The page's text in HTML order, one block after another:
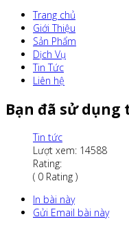
Trang chủ
Giới Thiệu
Sản Phẩm
Dịch Vụ
Tin Tức
Liên hệ
Bạn đã sử
Tin tức
Lượt xem: 14588
Rating:
( 0 Rating )
In bài này
Gửi Email bài này